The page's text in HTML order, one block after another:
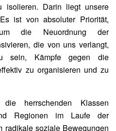
isolieren. Darin liegt unsere
ist von absoluter Priorität,
die Neuordnung der
die von uns verlangt,
Kämpfe gegen die
zu organisieren und zu
herrschenden Klassen
Regionen im Laufe der
radikale soziale Bewegungen